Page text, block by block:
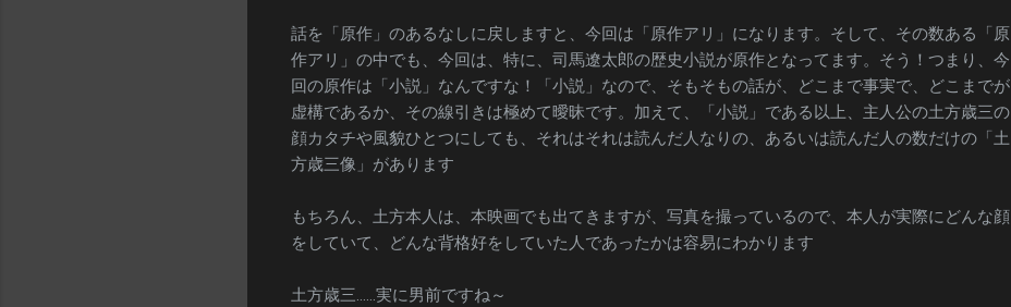
話を「原作」のあるなしに戻しますと、今回は「原作アリ」になります。そして、その数ある「原
作アリ」の中でも、今回は、特に、司馬遼太郎の歴史小説が原作となってます。そう！つまり、今
回の原作は「小説」なんですな！「小説」なので、そもそもの話が、どこまで事実で、どこまでが
虚構であるか、その線引きは極めて曖昧です。加えて、「小説」である以上、主人公の土方歳三の
顔カタチや風貌ひとつにしても、それはそれは読んだ人なりの、あるいは読んだ人の数だけの「土
方歳三像」があります
もちろん、土方本人は、本映画でも出てきますが、写真を撮っているので、本人が実際にどんな顔
をしていて、どんな背格好をしていた人であったかは容易にわかります
土方歳三……実に男前ですね～